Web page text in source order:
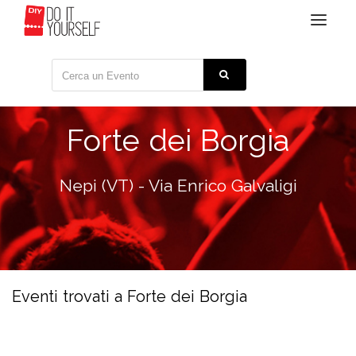
Toggle
Forte dei Borgia
Nepi (VT) - Via Enrico Galvaligi
Eventi trovati a Forte dei Borgia